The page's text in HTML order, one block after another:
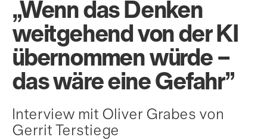
„Wenn das Denken
weit­gehend von der KI
über­nommen würde –
das wäre eine Gefahr”
Interview mit Oliver Grabes von
Gerrit Terstiege